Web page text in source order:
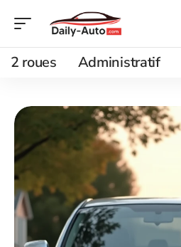
2 roues Administratif